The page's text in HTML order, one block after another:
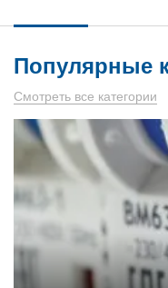
Популярные
Смотреть все категории